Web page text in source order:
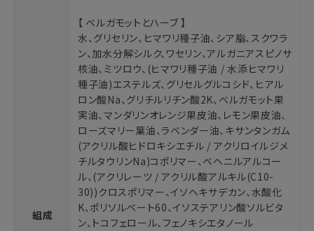
組成
【 ベルガモットとハーブ 】
水、グリセリン、ヒマワリ種子油、シア脂、スクワラ
ン、加水分解シルク、ワセリン、アルガニアスピノサ
核油、ミツロウ、(ヒマワリ種子油 / 水添ヒマワリ
種子油)エステルズ、グリセルグルコシド、ヒアル
ロン酸Na、グリチルリチン酸2K、ベルガモット果
実油、マンダリンオレンジ果皮油、レモン果皮油、
ローズマリー葉油、ラベンダー油、キサンタンガム
(アクリル酸ヒドロキシエチル / アクリロイルジメ
チルタウリンNa)コポリマー、ベヘニルアルコー
ル、(アクリレーツ / アクリル酸アルキル(C10-
30))クロスポリマー、イソヘキサデカン、水酸化
K、ポリソルベート60、イソステアリン酸ソルビタ
ン、トコフェロール、フェノキシエタノール